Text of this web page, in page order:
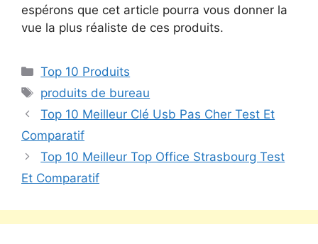
espérons que cet article pourra vous donner la
vue la plus réaliste de ces produits.
Top 10 Produits
produits de bureau
Top 10 Meilleur Clé Usb Pas Cher Test Et
Comparatif
Top 10 Meilleur Top Office Strasbourg Test
Et Comparatif